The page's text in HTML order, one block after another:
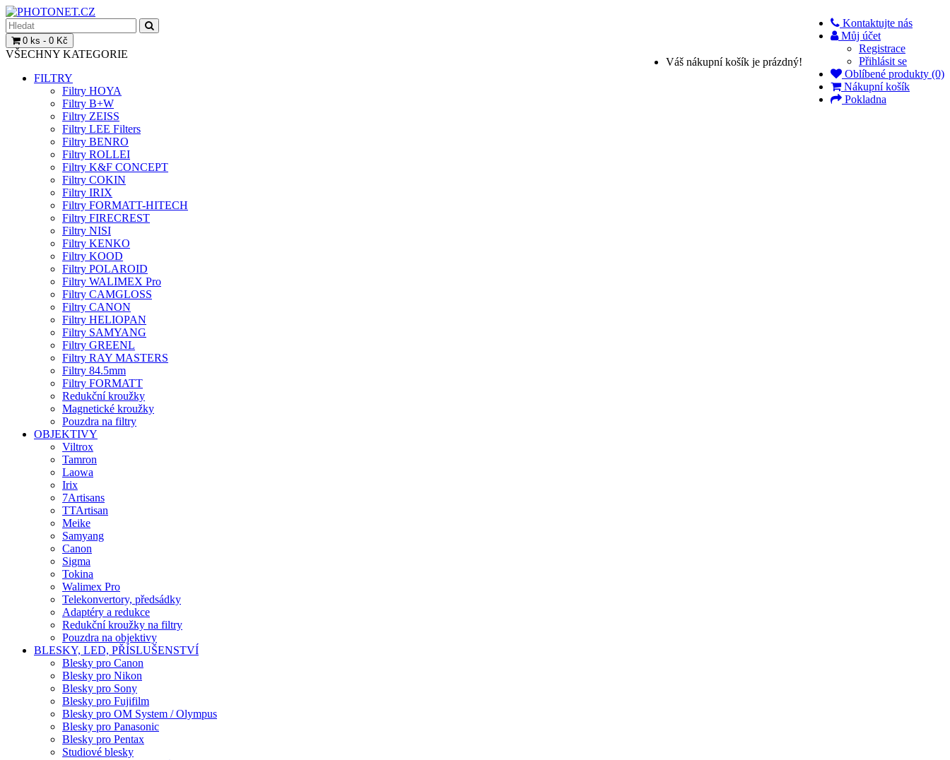
Kontaktujte nás
Můj účet
Registrace
Přihlásit se
Oblíbené produkty (0)
Nákupní košík
Pokladna
0 ks - 0 Kč
Váš nákupní košík je prázdný!
VŠECHNY KATEGORIE
FILTRY
Filtry HOYA
Filtry B+W
Filtry ZEISS
Filtry LEE Filters
Filtry BENRO
Filtry ROLLEI
Filtry K&F CONCEPT
Filtry COKIN
Filtry IRIX
Filtry FORMATT-HITECH
Filtry FIRECREST
Filtry NISI
Filtry KENKO
Filtry KOOD
Filtry POLAROID
Filtry WALIMEX Pro
Filtry CAMGLOSS
Filtry CANON
Filtry HELIOPAN
Filtry SAMYANG
Filtry GREENL
Filtry RAY MASTERS
Filtry 84.5mm
Filtry FORMATT
Redukční kroužky
Magnetické kroužky
Pouzdra na filtry
OBJEKTIVY
Viltrox
Tamron
Laowa
Irix
7Artisans
TTArtisan
Meike
Samyang
Canon
Sigma
Tokina
Walimex Pro
Telekonvertory, předsádky
Adaptéry a redukce
Redukční kroužky na filtry
Pouzdra na objektivy
BLESKY, LED, PŘÍSLUŠENSTVÍ
Blesky pro Canon
Blesky pro Nikon
Blesky pro Sony
Blesky pro Fujifilm
Blesky pro OM System / Olympus
Blesky pro Panasonic
Blesky pro Pentax
Studiové blesky